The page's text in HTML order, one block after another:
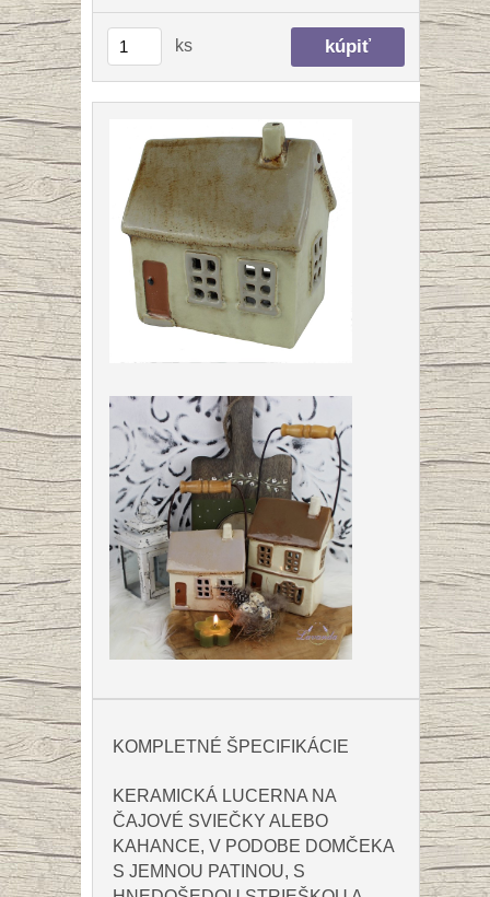
ks
KOMPLETNÉ ŠPECIFIKÁCIE
KERAMICKÁ LUCERNA NA
ČAJOVÉ SVIEČKY ALEBO
KAHANCE, V PODOBE DOMČEKA
S JEMNOU PATINOU, S